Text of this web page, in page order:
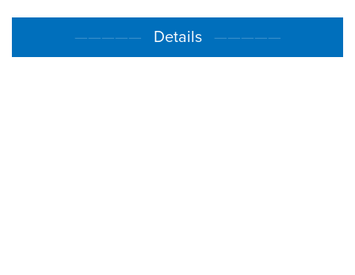
————— Details —————